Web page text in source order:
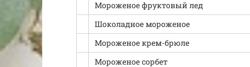
Мороженое фруктовый лед
Шоколадное мороженое
Мороженое крем-брюле
Мороженое сорбет